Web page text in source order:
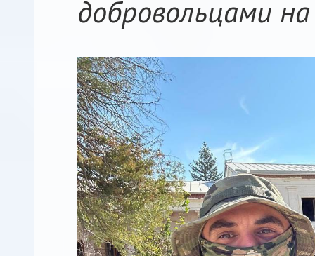
добровольцами